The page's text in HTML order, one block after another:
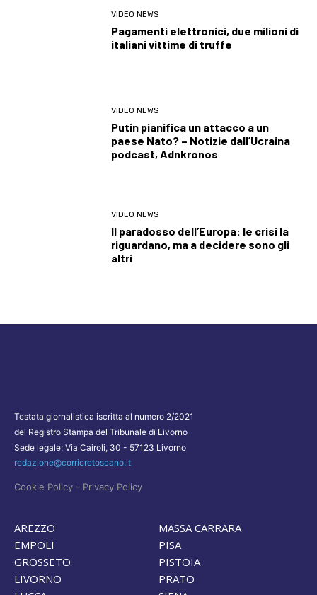
VIDEO NEWS
Pagamenti elettronici, due milioni di
italiani vittime di truffe
VIDEO NEWS
Putin pianifica un attacco a un
paese Nato? – Notizie dall’Ucraina
podcast, Adnkronos
VIDEO NEWS
Il paradosso dell’Europa: le crisi la
riguardano, ma a decidere sono gli
altri
Testata giornalistica iscritta al numero 2/2021
del Registro Stampa del Tribunale di Livorno
Sede legale: Via Cairoli, 30 - 57123 Livorno
redazione@corrieretoscano.it
Cookie Policy - Privacy Policy
AREZZO
EMPOLI
GROSSETO
LIVORNO
MASSA CARRARA
PISA
PISTOIA
PRATO